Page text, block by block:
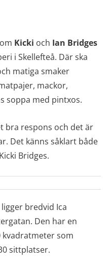
Kicki och Ian Bridges
i Skellefteå. Där ska
matiga smaker
mackor,
soppa med pintxos.
bra respons och det är
Det känns såklart både
Bridges.
bredvid Ica
Den har en
kvadratmeter som
sittplatser.